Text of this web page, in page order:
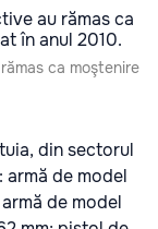
ca moştenire
din sectorul
de model
de model